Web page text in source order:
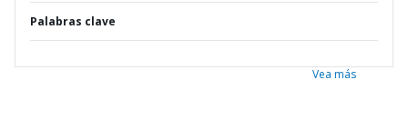
Palabras clave
Vea más